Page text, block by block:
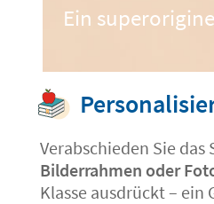
Ein
Verabschieden Sie das
Bilderrahmen oder
Klasse ausdrückt – ein